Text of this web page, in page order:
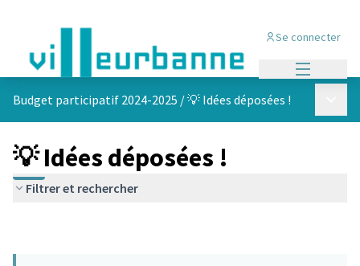
Se connecter
Budget participatif 2024-2025 /💡 Idées déposées !
💡 Idées déposées !
Filtrer et rechercher